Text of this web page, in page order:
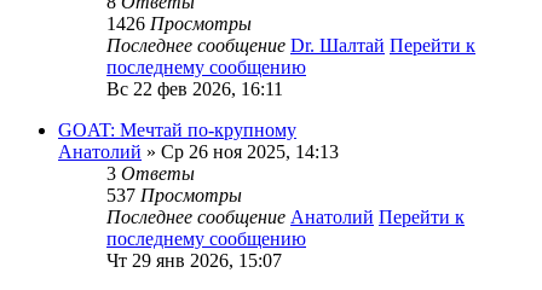
1426 Просмотры
Последнее сообщение Dr. Шалтай Перейти к
последнему сообщению
Вс 22 фев 2026, 16:11
GOAT: Мечтай по-крупному
Анатолий » Ср 26 ноя 2025, 14:13
3 Ответы
537 Просмотры
Последнее сообщение Анатолий Перейти к
последнему сообщению
Чт 29 янв 2026, 15:07